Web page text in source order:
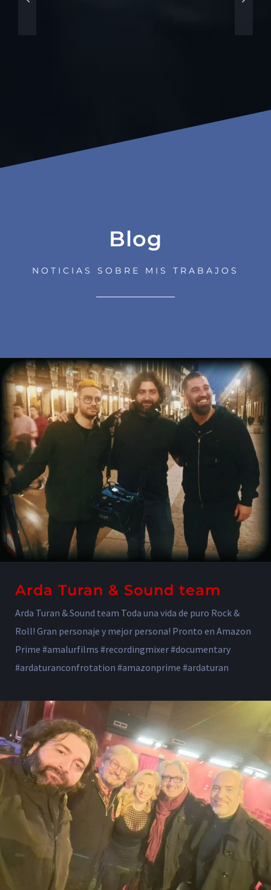
Blog
NOTICIAS SOBRE MIS TRABAJOS
Arda Turan & Sound team
Arda Turan & Sound team Toda una vida de puro Rock &
Roll! Gran personaje y mejor persona! Pronto en Amazon
Prime #amalurfilms #recordingmixer #documentary
#ardaturanconfrotation #amazonprime #ardaturan